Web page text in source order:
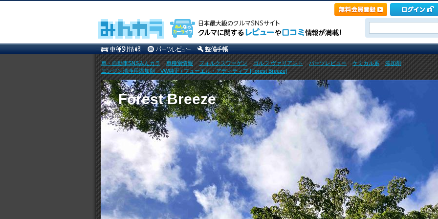
車・自動車SNSみんカラ >車種別情報>フォルクスワーゲン >ゴルフ ヴァリアント>パーツレビュー>ケミカル系>添加剤>
エンジン清浄用添加剤 VW純正 / フューエル・アディティブ [Forest Breeze]
Forest Breeze